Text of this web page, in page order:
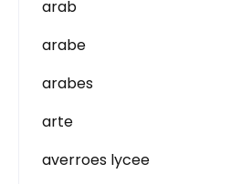
arab
arabe
arabes
arte
averroes lycee